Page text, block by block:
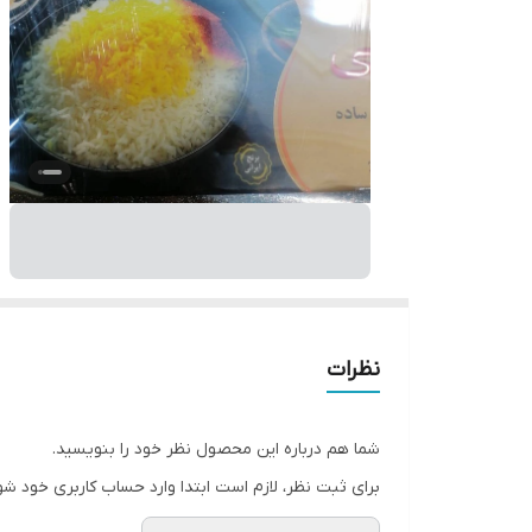
نظرات
شما هم درباره این محصول نظر خود را بنویسید.
برای ثبت نظر، لازم است ابتدا وارد حساب کاربری خود